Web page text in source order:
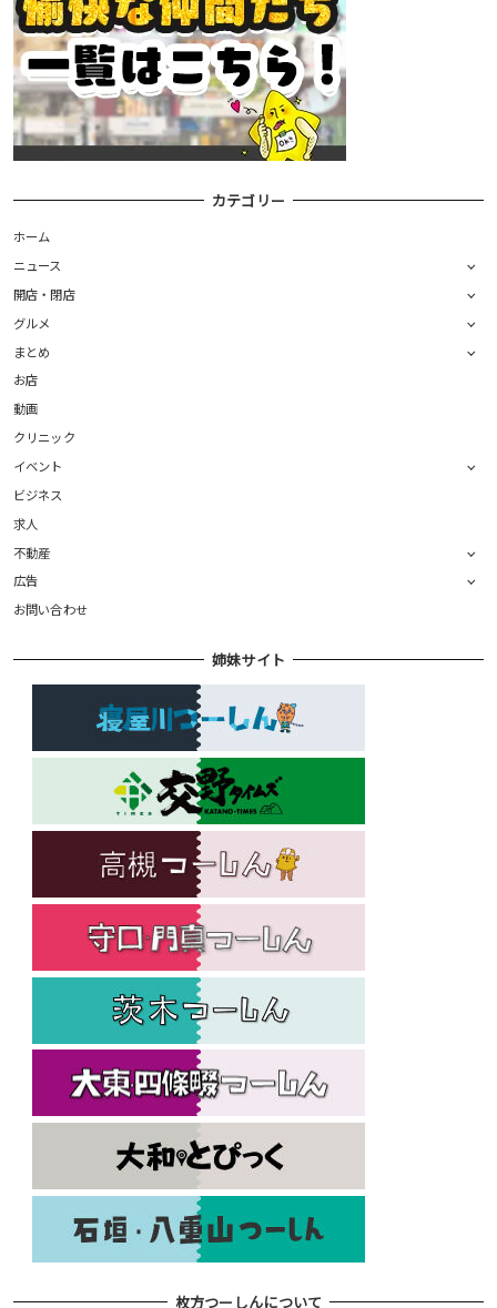
カテゴリー
ホーム
ニュース
開店・閉店
グルメ
まとめ
お店
動画
クリニック
イベント
ビジネス
求人
不動産
広告
お問い合わせ
姉妹サイト
枚方つーしんについて